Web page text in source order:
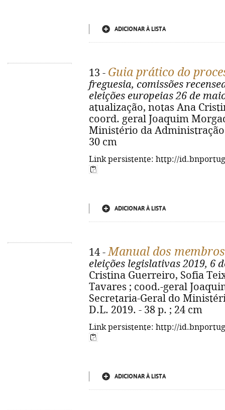
ADICIONAR À LISTA
13 - Guia prático do
freguesia, comissões
eleições europeias 26 de
atualização, notas Ana
coord. geral Joaquim
Ministério da Administração
30 cm
Link persistente: http://
ADICIONAR À LISTA
14 -Manual dos
eleições legislativas 2019, 6
Cristina Guerreiro, Sofia
Tavares ; cood.-geral
Secretaria-Geral do
D.L. 2019. - 38 p. ; 24 cm
Link persistente: http://
ADICIONAR À LISTA